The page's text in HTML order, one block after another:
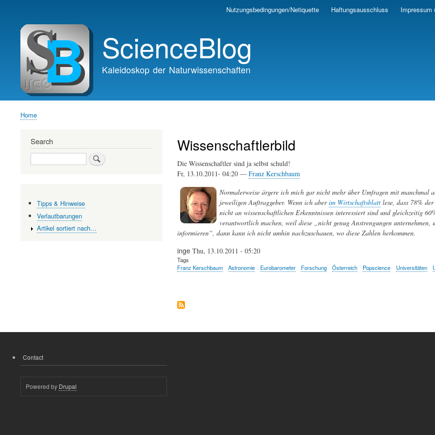
Skip
navigation
Nutzungsbedingungen/Netiquette Haftungsausschluss Impressum
ScienceBlog
Kaleidoskop der Naturwissenschaften
Home
Wissenschaftlerbild
Die Wissenschaftler sind ja selbst schuld!
Fr, 13.10.2011- 04:20 — Franz Kerschbaum
Normalerweise ärgere ich mich gar nicht mehr über Umfragen mit manchmal
jeweiligen Auftraggeber. Wenn ich aberim Wirtschaftsblattlese, dass 78%
nicht an wissenschaftlichen Erkenntnissen interessiert sind und gleichzeitig
verantwortlich machen, weil diese „nicht genug Anstrengungen
informieren“, dann kann ich nicht umhin nachzuschauen, wo diese Zahlen herkommen.
inge Thu, 13.10.2011 - 05:20
Tags
Franz Kerschbaum
Astronomie Eurobarometer Forschung Österreich Popscience Universitäten
Search
Search
Tipps & Hinweise
Verlautbarungen
Artikel sortiert nach…
FOOTER
Contact
Powered by Drupal